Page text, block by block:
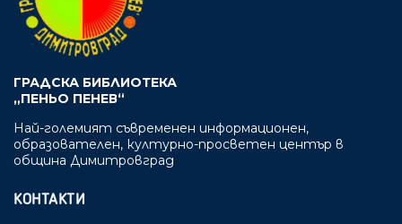
ГРАДСКА БИБЛИОТЕКА
„ПЕНЬО ПЕНЕВ“
Най-големият съвременен информационен,
образователен, културно-просветен център в
община Димитровград
КОНТАКТИ